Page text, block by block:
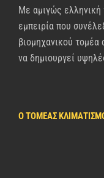
Με αμιγώς ελληνική
εμπειρία που
βιομηχανικού τομέα
να δημιουργεί
Ο ΤΟΜΈΑΣ